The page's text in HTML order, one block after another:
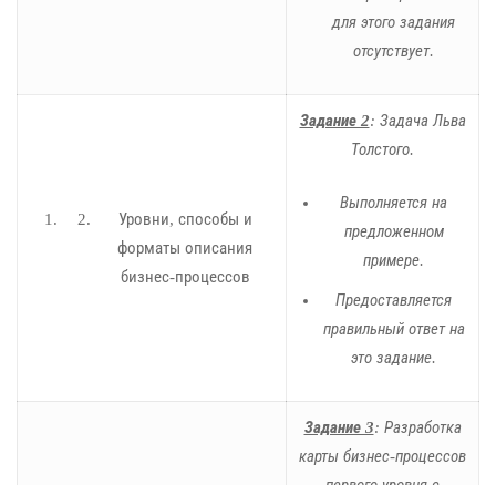
для этого задания
отсутствует.
Уровни, способы и
форматы описания
бизнес-процессов
Задание 2: Задача Льва
Толстого.
Выполняется на
предложенном
примере.
Предоставляется
правильный ответ на
это задание.
Задание 3: Разработка
карты бизнес-процессов